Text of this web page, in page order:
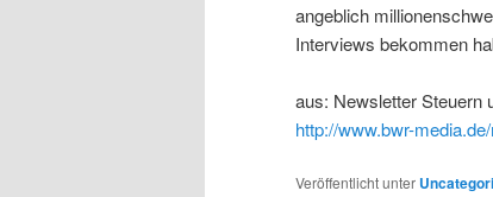
angeblich
Interviews bekommen
aus: Newsletter Steuern
http://www.bwr-
Veröffentlicht unter